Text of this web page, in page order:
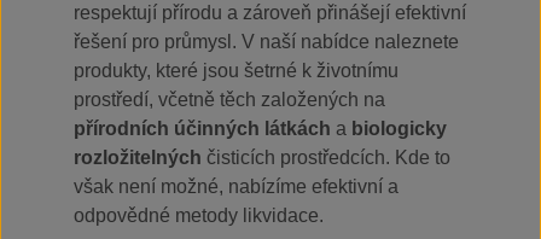
respektují přírodu a zároveň přinášejí efektivní
řešení pro průmysl. V naší nabídce naleznete
produkty, které jsou šetrné k životnímu
prostředí, včetně těch založených na
přírodních účinných látkách a biologicky
rozložitelných čisticích prostředcích. Kde to
však není možné, nabízíme efektivní a
odpovědné metody likvidace.